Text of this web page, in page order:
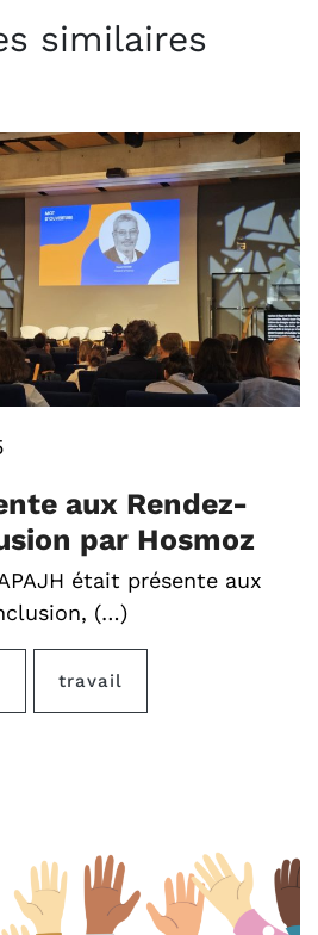
similaires
aux Rendez-
par Hosmoz
était présente aux
(…)
travail